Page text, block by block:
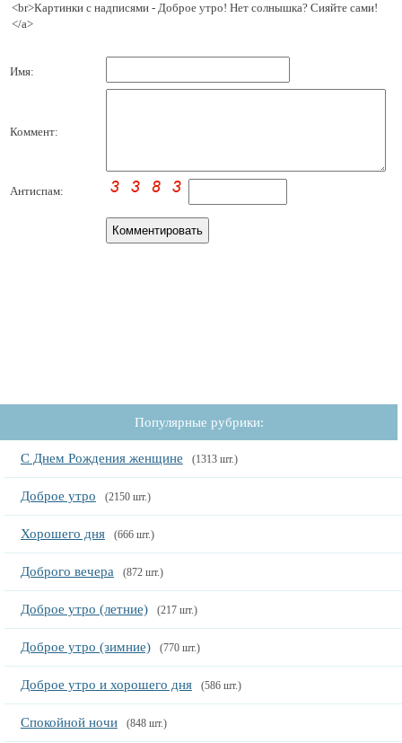
<br>Картинки с надписями - Доброе утро! Нет солнышка? Сияйте сами!
</a>
Имя:
Коммент:
Антиспам:
Популярные рубрики:
С Днем Рождения женщине (1313 шт.)
Доброе утро (2150 шт.)
Хорошего дня (666 шт.)
Доброго вечера (872 шт.)
Доброе утро (летние) (217 шт.)
Доброе утро (зимние) (770 шт.)
Доброе утро и хорошего дня (586 шт.)
Спокойной ночи (848 шт.)